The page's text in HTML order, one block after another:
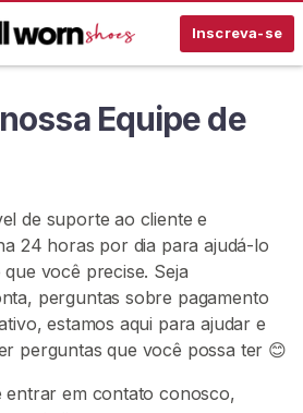
Inscreva-se
Equipe de
de suporte ao cliente e
24 horas por dia para ajudá-lo
você precise. Seja
perguntas sobre pagamento
estamos aqui para ajudar e
perguntas que você possa ter 😊
entrar em contato conosco,